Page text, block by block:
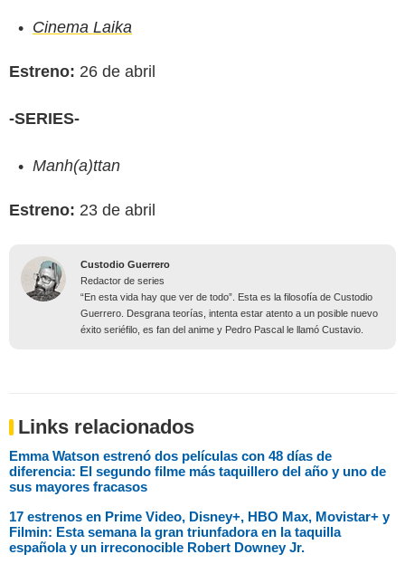
Cinema Laika
Estreno: 26 de abril
-SERIES-
Manh(a)ttan
Estreno: 23 de abril
Custodio Guerrero
Redactor de series
“En esta vida hay que ver de todo”. Esta es la filosofía de Custodio
Guerrero. Desgrana teorías, intenta estar atento a un posible nuevo
éxito seriéfilo, es fan del anime y Pedro Pascal le llamó Custavio.
Links relacionados
Emma Watson estrenó dos películas con 48 días de
diferencia: El segundo filme más taquillero del año y uno de
sus mayores fracasos
17 estrenos en Prime Video, Disney+, HBO Max, Movistar+ y
Filmin: Esta semana la gran triunfadora en la taquilla
española y un irreconocible Robert Downey Jr.